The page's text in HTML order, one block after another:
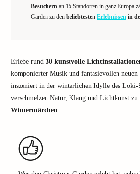
Besuchern an 15 Standorten in ganz Europa
Garden zu den beliebtesten Erlebnissen in
Erlebe rund 30 kunstvolle
komponierter Musik und fantasievollen
inszeniert in der winterlichen Idylle des Loki-
verschmelzen Natur, Klang und Lichtkunst zu
Wintermärchen.